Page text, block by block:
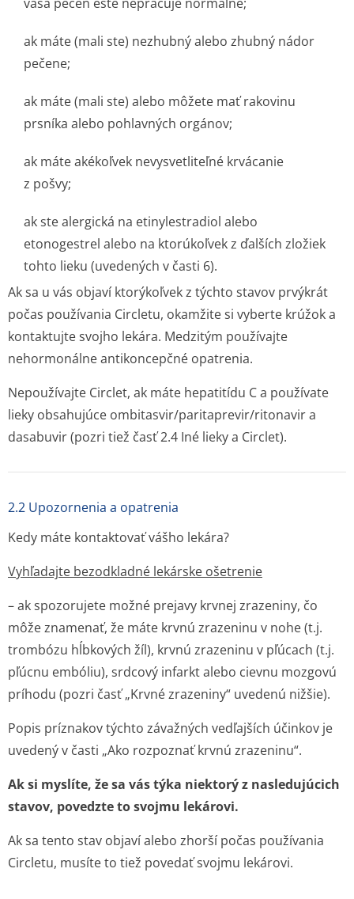
ak máte (mali ste) nezhubný alebo zhubný nádor
pečene;
ak máte (mali ste) alebo môžete mať rakovinu
prsníka alebo pohlavných orgánov;
ak máte akékoľvek nevysvetliteľné krvácanie
z pošvy;
ak ste alergická na etinylestradiol alebo
etonogestrel alebo na ktorúkoľvek z ďalších zložiek
tohto lieku (uvedených v časti 6).
Ak sa u vás objaví ktorýkoľvek z týchto stavov prvýkrát
počas používania Circletu, okamžite si vyberte krúžok a
kontaktujte svojho lekára. Medzitým používajte
nehormonálne antikoncepčné opatrenia.
Nepoužívajte Circlet, ak máte hepatitídu C a používate
lieky obsahujúce ombitasvir/pa­ritaprevir/ri­tonavir a
dasabuvir (pozri tiež časť 2.4 Iné lieky a Circlet).
2.2 Upozornenia a opatrenia
Kedy máte kontaktovať vášho lekára?
Vyhľadajte bezodkladné lekárske ošetrenie
– ak spozorujete možné prejavy krvnej zrazeniny, čo
môže znamenať, že máte krvnú zrazeninu v nohe (t.j.
trombózu hĺbkových žíl), krvnú zrazeninu v pľúcach (t.j.
pľúcnu embóliu), srdcový infarkt alebo cievnu mozgovú
príhodu (pozri časť „Krvné zrazeniny“ uvedenú nižšie).
Popis príznakov týchto závažných vedľajších účinkov je
uvedený v časti „Ako rozpoznať krvnú zrazeninu“.
Ak si myslíte, že sa vás týka niektorý z nasledujúcich
stavov, povedzte to svojmu lekárovi.
Ak sa tento stav objaví alebo zhorší počas používania
Circletu, musíte to tiež povedať svojmu lekárovi.